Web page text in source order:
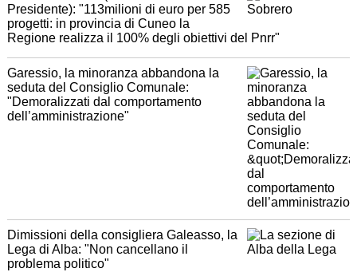
Presidente): "113milioni di euro per 585
progetti: in provincia di Cuneo la
Regione realizza il 100% degli obiettivi del Pnrr"
Garessio, la minoranza abbandona la
seduta del Consiglio Comunale:
"Demoralizzati dal comportamento
dell’amministrazione"
Dimissioni della consigliera Galeasso, la
Lega di Alba: "Non cancellano il
problema politico"